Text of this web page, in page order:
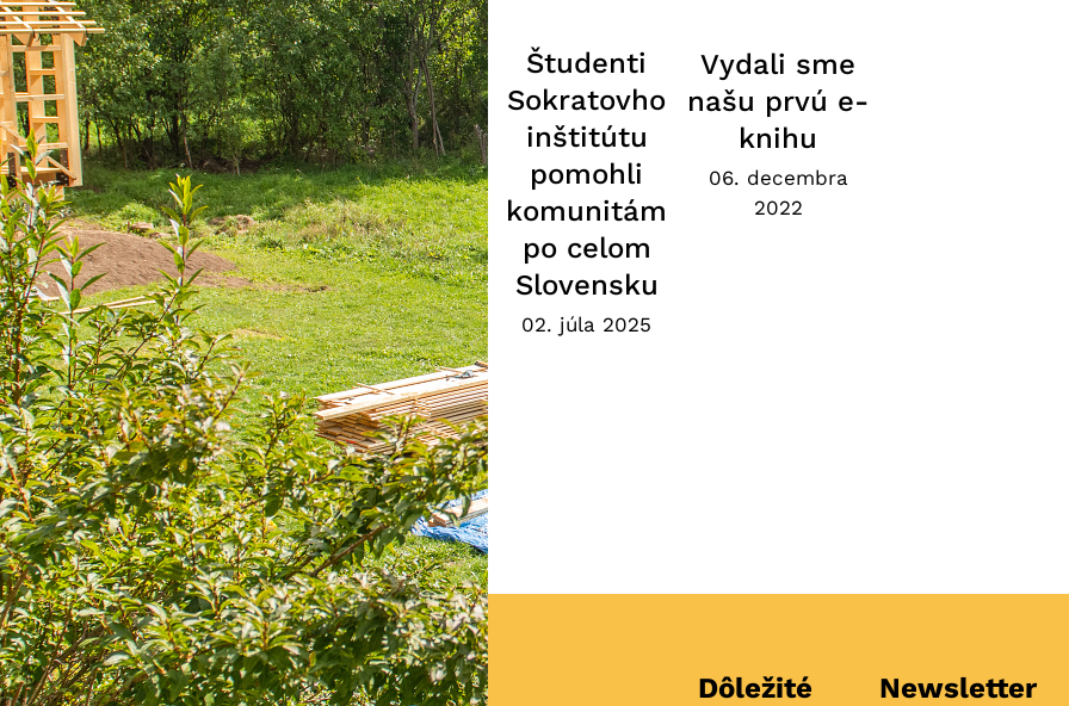
Študenti
Sokratovho
inštitútu
pomohli
komunitám
po celom
Slovensku
02. júla 2025
Vydali sme
našu prvú e-
knihu
06. decembra
2022
Dôležité
Newsletter